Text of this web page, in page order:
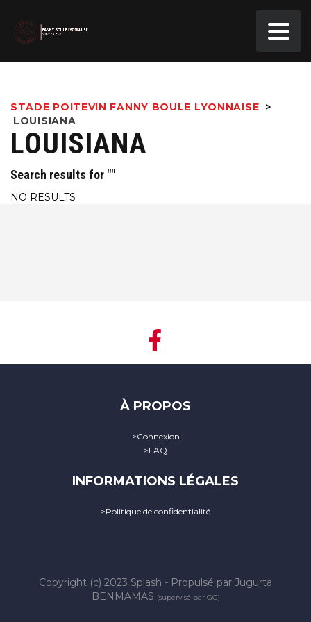
STADE POITEVIN FANNY BOULE LYONNAISE >
LOUISIANA
LOUISIANA
Search results for ""
NO RESULTS
À PROPOS
>Connexion
>FAQ
INFORMATIONS LÉGALES
>Politique de confidentialité
Copyright (c) 2023 Splash - Propulsé par Jugurta
BENMAMAS (supervisé par GG)